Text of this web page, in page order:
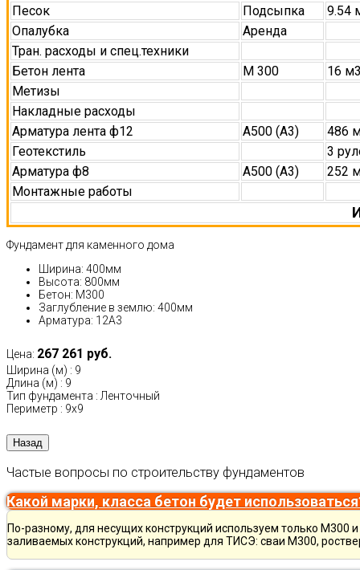
Песок
Подсыпка
9.54
Опалубка
Аренда
Тран. расходы и спец.техники
Бетон лента
М 300
16
Метизы
Накладные расходы
Арматура лента ф12
А500 (А3)
486
Геотекстиль
3
Арматура ф8
А500 (А3)
252
Монтажные работы
Фундамент для каменного дома
Ширина: 400мм
Высота: 800мм
Бетон: М300
Заглубление в землю: 400мм
Арматура: 12А3
Цена: 267 261 руб.
Ширина (м) : 9
Длина (м) : 9
Тип фундамента :Ленточный
Периметр : 9х9
Частые вопросы по строительству фундаментов
Какой марки, класса бетон будет
По-разному, для несущих конструкций используем только М300
заливаемых конструкций, например для ТИСЭ: сваи М300,